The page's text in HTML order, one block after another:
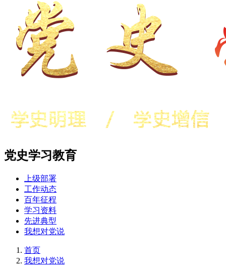
党史学习教育
上级部署
工作动态
百年征程
学习资料
先进典型
我想对党说
首页
我想对党说